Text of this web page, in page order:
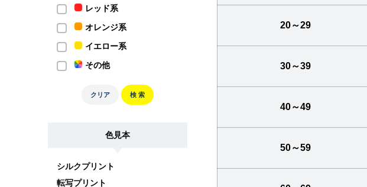
レッド系
オレンジ系
イエロー系
その他
クリア 検 索
色見本
シルクプリント
転写プリント
20～29
30～39
40～49
50～59